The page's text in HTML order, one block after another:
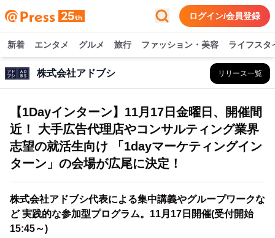
ログイン/会員登録
新着 エンタメ グルメ 旅行 ファッション・美容 ライフスタ
株式会社アドブシ リリース一覧
【1Dayインターン】11月17日金曜日、開催間
近！ 大手広告代理店やコンサルティング業界
志望の就活生向け 「1dayマーケティングイン
ターン」の会場が広尾に決定！
株式会社アドブシ代表による集中講義やグループワークな
ど 実践的な参加型プログラム。11月17日開催(受付開始
15:45～)